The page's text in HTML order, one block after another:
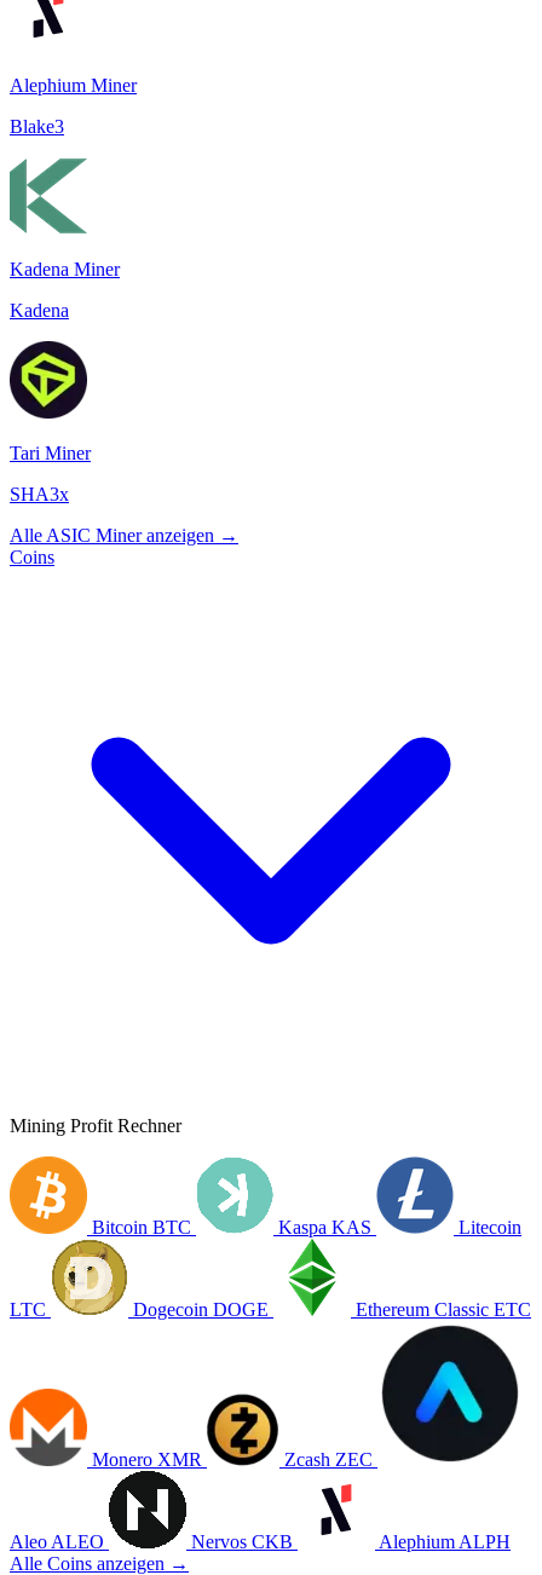
Alephium Miner
Blake3
Kadena Miner
Kadena
Tari Miner
SHA3x
Alle ASIC Miner anzeigen →
Coins
Mining Profit Rechner
Bitcoin BTC Kaspa KAS Litecoin
LTC Dogecoin DOGE Ethereum Classic ETC
Monero XMR Zcash ZEC
Aleo ALEO Nervos CKB Alephium ALPH
Alle Coins anzeigen →